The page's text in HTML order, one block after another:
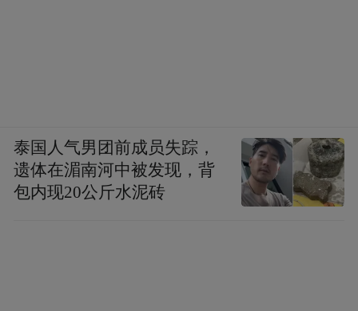
泰国人气男团前成员失踪，
遗体在湄南河中被发现，背
包内现20公斤水泥砖